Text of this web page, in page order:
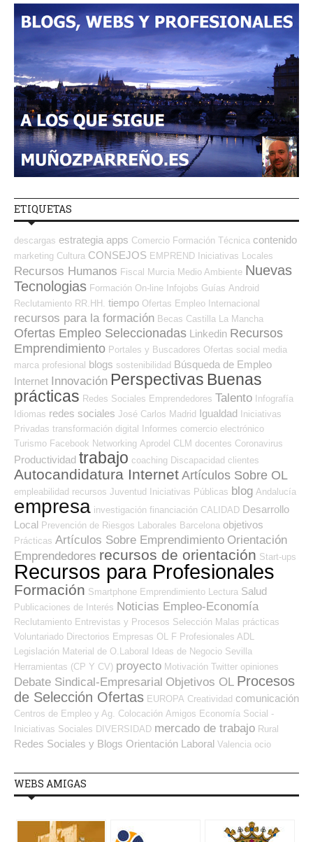
ETIQUETAS
descargas estrategia apps Comercio Formación Técnica contenido
marketing Cultura CONSEJOS EMPREND Iniciativas Locales
Recursos Humanos Fiscal Murcia Medio Ambiente Nuevas
Tecnologias Formación On-line Infojobs Guías Android
Reclutamiento RR.HH. tiempo Ofertas Empleo Internacional
recursos para la formación Becas Castilla La Mancha
Ofertas Empleo Seleccionadas Linkedin Recursos
Emprendimiento Portales y Buscadores Ofertas social media
marca profesional blogs sostenibilidad Búsqueda de Empleo
Internet Innovación Perspectivas Buenas
prácticas Redes Sociales Emprendedores Talento Infografía
Idiomas redes sociales José Carlos Madrid Igualdad Iniciativas
Privadas transformación digital Informes comercio electrónico
Turismo Facebook Networking Aprodel CLM docentes Coronavirus
Productividad trabajo coaching Discapacidad clientes
Autocandidatura Internet Artículos Sobre OL
empleabilidad recursos Juventud Iniciativas Públicas blog Andalucía
empresa investigación financiación CALIDAD Desarrollo
Local Prevención de Riesgos Laborales Barcelona objetivos
Prácticas Artículos Sobre Emprendimiento Orientación
Emprendedores recursos de orientación Start-ups
Recursos para Profesionales
Formación Smartphone Emprendimiento Lectura Salud
Publicaciones de Interés Noticias Empleo-Economía
Reclutamiento Entrevistas y Procesos Selección Malas prácticas
Voluntariado Directorios Empresas OL F Profesionales ADL
Legislación Material de O.Laboral Ideas de Negocio Sevilla
Herramientas (CP Y CV) proyecto Motivación Twitter opiniones
Debate Sindical-Empresarial Objetivos OL Procesos
de Selección Ofertas EUROPA Creatividad comunicación
Centros de Empleo y Ag. Colocación Amigos Economía Social -
Iniciativas Sociales DIVERSIDAD mercado de trabajo Rural
Redes Sociales y Blogs Orientación Laboral Valencia ocio
WEBS AMIGAS